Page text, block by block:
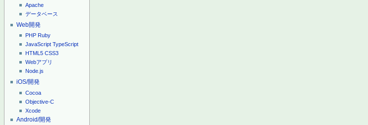
Apache
データベース
Web開発
PHP Ruby
JavaScript TypeScript
HTML5 CSS3
Webアプリ
Node.js
iOS/開発
Cocoa
Objective-C
Xcode
Android/開発